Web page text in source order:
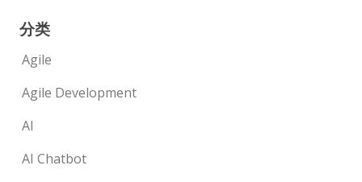
分类
Agile
Agile Development
AI
AI Chatbot